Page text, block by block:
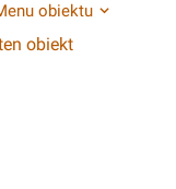
obiektu
obiekt